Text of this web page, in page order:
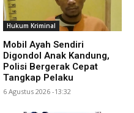
Hukum Kriminal
Mobil Ayah Sendiri
Digondol Anak Kandung,
Polisi Bergerak Cepat
Tangkap Pelaku
6 Agustus 2026 -13:32